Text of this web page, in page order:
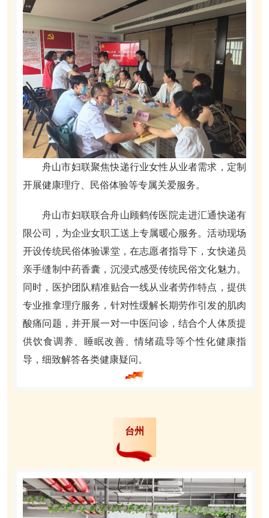
舟山市妇联聚焦快递行业女性从业者需求，定制
开展健康理疗、民俗体验等专属关爱服务。
舟山市妇联联合舟山顾鹤传医院走进汇通快递有
限公司，为企业女职工送上专属暖心服务。活动现场
开设传统民俗体验课堂，在志愿者指导下，女快递员
亲手缝制中药香囊，沉浸式感受传统民俗文化魅力。
同时，医护团队精准贴合一线从业者劳作特点，提供
专业推拿理疗服务，针对性缓解长期劳作引发的肌肉
酸痛问题，并开展一对一中医问诊，结合个人体质提
供饮食调养、睡眠改善、情绪疏导等个性化健康指
导，细致解答各类健康疑问。
台州